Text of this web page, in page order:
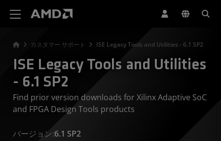
カスタマー サポート ISE Legacy Tools and Utilities - 6.1 SP2
ISE Legacy Tools and Utilities
- 6.1 SP2
Find prior version downloads for Xilinx Adaptive SoC
and FPGA Design Tools products
バージョン:6.1 SP2